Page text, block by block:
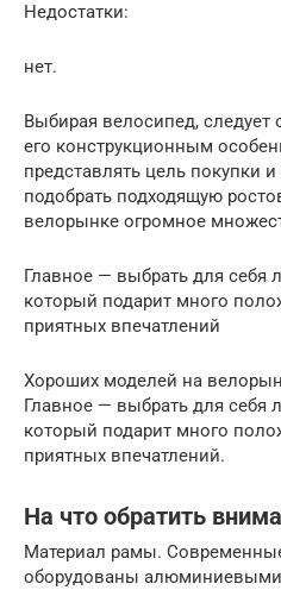
Недостатки:
нет.
Выбирая велосипед, следует
его конструкционным
представлять цель покупки
подобрать подходящую
велорынке огромное
Главное — выбрать для себя
который подарит много
приятных впечатлений
Хороших моделей на
Главное — выбрать для себя
который подарит много
приятных впечатлений.
На что обратить
Материал рамы.
оборудованы